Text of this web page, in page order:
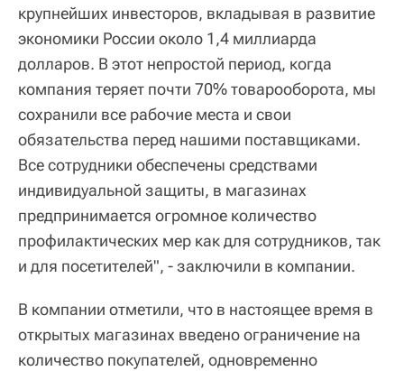
крупнейших инвесторов, вкладывая в развитие
экономики России около 1,4 миллиарда
долларов. В этот непростой период, когда
компания теряет почти 70% товарооборота, мы
сохранили все рабочие места и свои
обязательства перед нашими поставщиками.
Все сотрудники обеспечены средствами
индивидуальной защиты, в магазинах
предпринимается огромное количество
профилактических мер как для сотрудников, так
и для посетителей", - заключили в компании.
В компании отметили, что в настоящее время в
открытых магазинах введено ограничение на
количество покупателей, одновременно